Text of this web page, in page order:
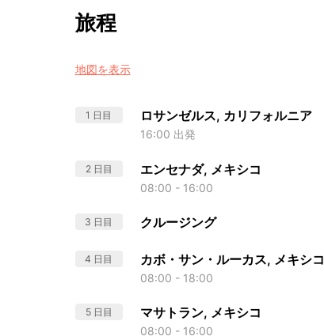
旅程
地図を表示
1 日目 ロサンゼルス, カリフォルニア
16:00 出発
2 日目 エンセナダ, メキシコ
08:00 - 16:00
3 日目 クルージング
4 日目 カボ・サン・ルーカス, メキシコ
08:00 - 18:00
5 日目 マサトラン, メキシコ
08:00 - 16:00